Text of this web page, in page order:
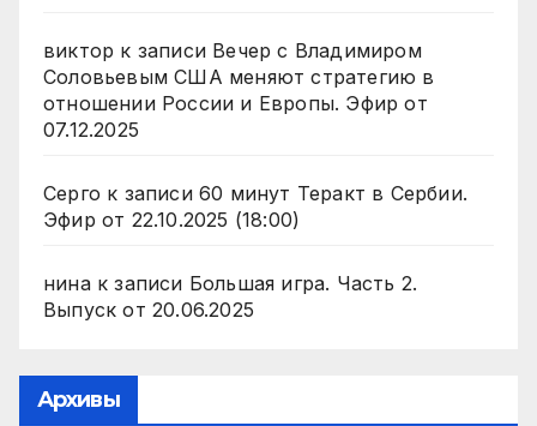
виктор к записи Вечер с Владимиром
Соловьевым США меняют стратегию в
отношении России и Европы. Эфир от
07.12.2025
Серго к записи 60 минут Теракт в Сербии.
Эфир от 22.10.2025 (18:00)
нинак записи Большая игра. Часть 2.
Выпуск от 20.06.2025
Архивы